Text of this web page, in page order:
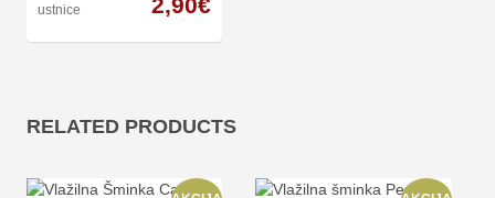
ustnice
RELATED PRODUCTS